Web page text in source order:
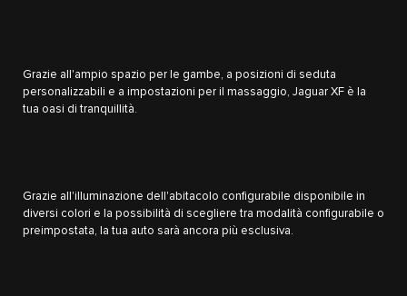
Grazie all'ampio spazio per le gambe, a posizioni di seduta
personalizzabili e a impostazioni per il massaggio, Jaguar XF è la
tua oasi di tranquillità.
Grazie all'illuminazione dell'abitacolo configurabile disponibile in
diversi colori e la possibilità di scegliere tra modalità configurabile o
preimpostata, la tua auto sarà ancora più esclusiva.